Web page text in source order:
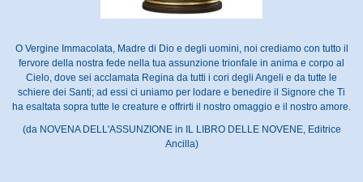
O Vergine Immacolata, Madre di Dio e degli uomini, noi crediamo con tutto il
fervore della nostra fede nella tua assunzione trionfale in anima e corpo al
Cielo, dove sei acclamata Regina da tutti i cori degli Angeli e da tutte le
schiere dei Santi; ad essi ci uniamo per lodare e benedire il Signore che Ti
ha esaltata sopra tutte le creature e offrirti il nostro omaggio e il nostro amore.
(da NOVENA DELL'ASSUNZIONE in IL LIBRO DELLE NOVENE, Editrice
Ancilla)